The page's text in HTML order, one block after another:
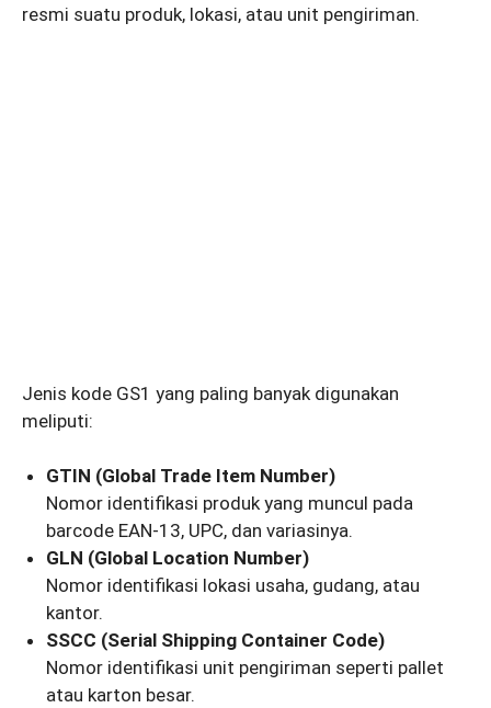
resmi suatu produk, lokasi, atau unit pengiriman.
Jenis kode GS1 yang paling banyak digunakan
meliputi:
GTIN (Global Trade Item Number)
Nomor identifikasi produk yang muncul pada
barcode EAN-13, UPC, dan variasinya.
GLN (Global Location Number)
Nomor identifikasi lokasi usaha, gudang, atau
kantor.
SSCC (Serial Shipping Container Code)
Nomor identifikasi unit pengiriman seperti pallet
atau karton besar.